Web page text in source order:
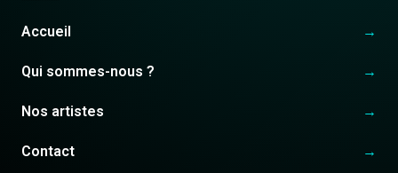
Accueil →
Qui sommes-nous ? →
Nos artistes →
Contact →